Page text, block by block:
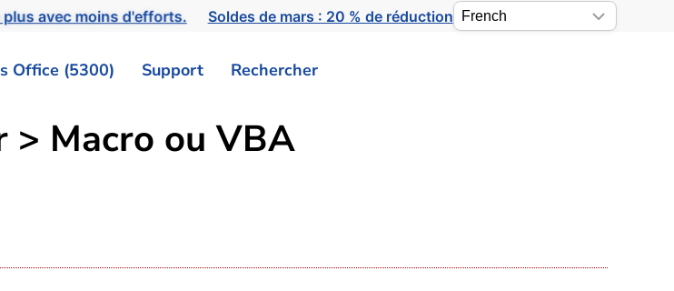
plus avec moins d'efforts. Soldes de mars : 20 % de réduction
Office (5300) Support Rechercher
> Macro ou VBA